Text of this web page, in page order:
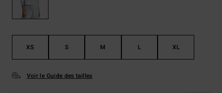
XS S M L XL
Voir le Guide des tailles